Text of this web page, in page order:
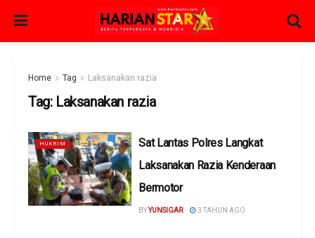
Home Tag Laksanakan razia
Tag: Laksanakan razia
HUKRIM
Sat Lantas Polres Langkat
Laksanakan Razia Kenderaan
Bermotor
BYYUNSIGAR 3 TAHUN AGO